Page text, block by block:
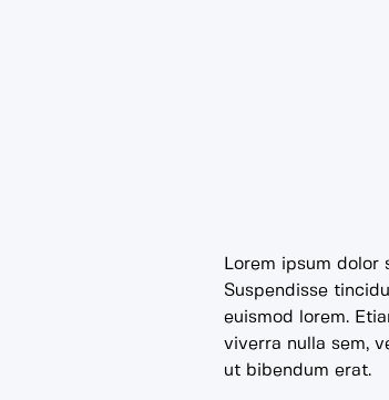
Lorem ipsum dolor
Suspendisse
euismod lorem.
viverra nulla sem,
ut bibendum erat.